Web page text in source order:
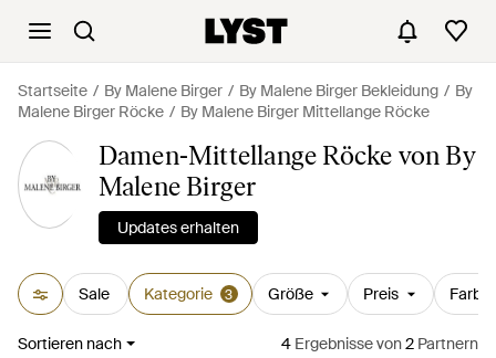
Startseite By Malene Birger By Malene Birger Bekleidung
By
Malene Birger Röcke
By Malene Birger Mittellange Röcke
Damen-Mittellange Röcke von By
Malene Birger
Updates erhalten
Sale Kategorie 3 Größe Preis Farbe
Sortieren nach 4 Ergebnissevon2 Partnern